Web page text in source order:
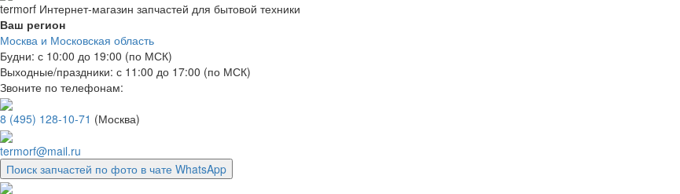
termorf Интернет-магазин запчастей для бытовой техники
Ваш регион
Москва и Московская область
Будни: с 10:00 до 19:00 (по МСК)
Выходные/праздники: с 11:00 до 17:00 (по МСК)
Звоните по телефонам:
8 (495) 128-10-71 (Москва)
termorf@mail.ru
Поиск запчастей по фото в чате WhatsApp